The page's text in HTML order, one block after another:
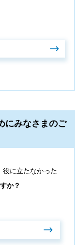
にみなさまのご
役に立たなかった
か？